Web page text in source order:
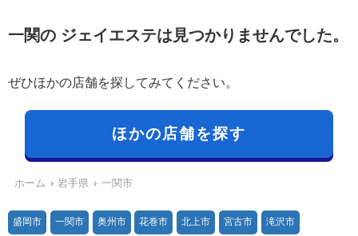
一関の ジェイエステは見つかりませんでした。
ぜひほかの店舗を探してみてください。
ほかの店舗を探す
ホーム 岩手県 一関市
盛岡市 一関市 奥州市 花巻市 北上市 宮古市 滝沢市